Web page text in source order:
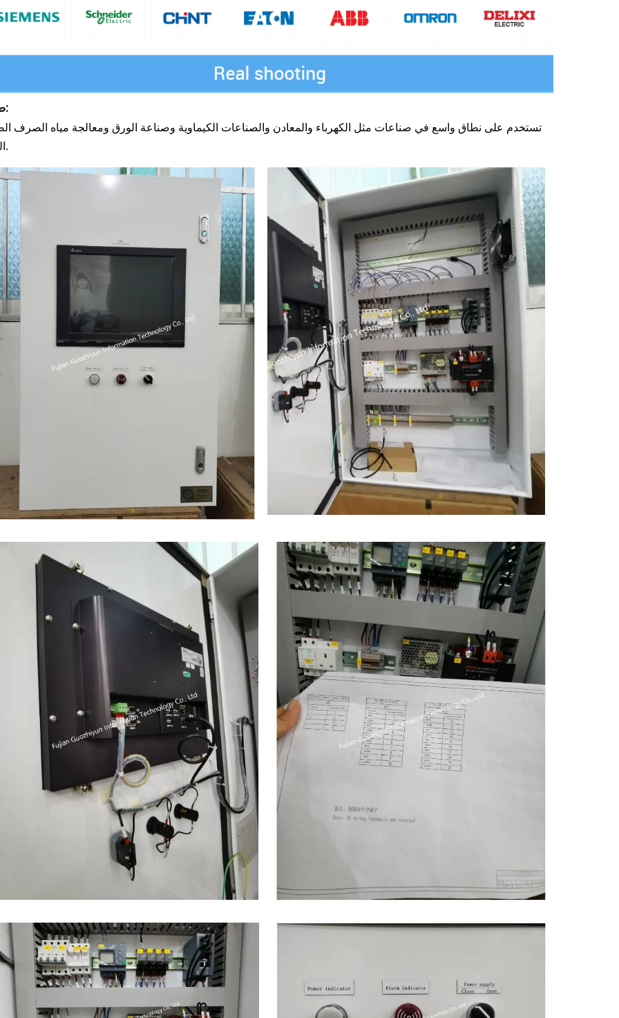
طلب:
تستخدم على نطاق واسع في صناعات مثل الكهرباء والمعادن والصناعات الكيماوية وصناعة الورق ومعالجة مياه الصرف
البيئية.